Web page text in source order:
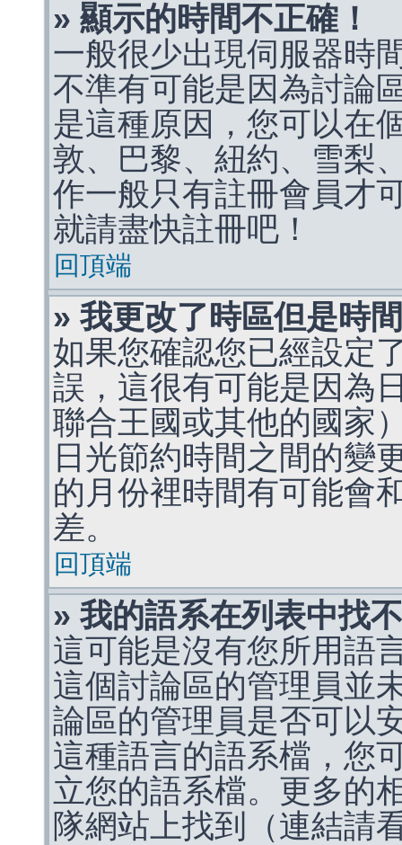
» 顯示的時間不正確！
一般很少出現伺服器時
不準有可能是因為討論
是這種原因，您可以在
敦、巴黎、紐約、雪梨
作一般只有註冊會員才
就請盡快註冊吧！
回頂端
» 我更改了時區但是時
如果您確認您已經設定
誤，這很有可能是因為
聯合王國或其他的國家
日光節約時間之間的變
的月份裡時間有可能會
差。
回頂端
» 我的語系在列表中找
這可能是沒有您所用語
這個討論區的管理員並
論區的管理員是否可以
這種語言的語系檔，您
立您的語系檔。更多的
隊網站上找到（連結請